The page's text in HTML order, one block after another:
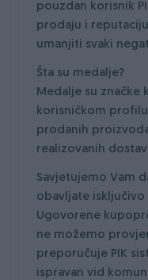
pouzdan korisnik
prodaju i
umanjiti svaki
Šta su medalje?
Medalje su značke
korisničkom
prodanih
realizovanih
Savjetujemo Vam
obavljate isključivo
Ugovorene
ne možemo
preporučuje PIK
ispravan vid